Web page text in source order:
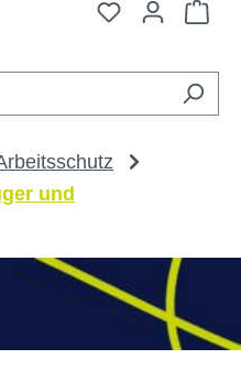
Du hast 0
und